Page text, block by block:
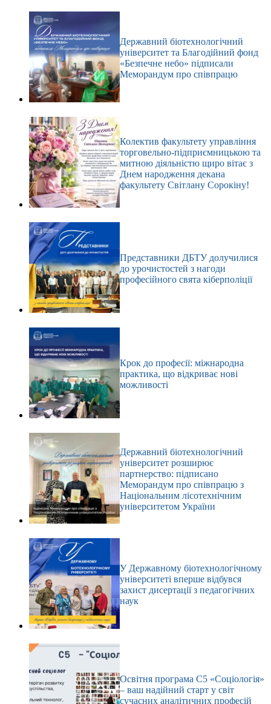
Державний біотехнологічний
університет та Благодійний фонд
«Безпечне небо» підписали
Меморандум про співпрацю
Колектив факультету управління
торговельно-підприємницькою та
митною діяльністю щиро вітає з
Днем народження декана
факультету Світлану Сорокіну!
Представники ДБТУ долучилися
до урочистостей з нагоди
професійного свята кіберполіції
Крок до професії: міжнародна
практика, що відкриває нові
можливості
Державний біотехнологічний
університет розширює
партнерство: підписано
Меморандум про співпрацю з
Національним лісотехнічним
університетом України
У Державному біотехнологічному
університеті вперше відбувся
захист дисертації з педагогічних
наук
Освітня програма С5 «Соціологія»
– ваш надійний старт у світ
сучасних аналітичних професій